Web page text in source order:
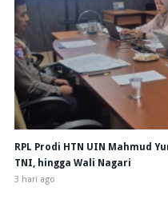
RPL Prodi HTN UIN Mahmud
TNI, hingga Wali Nagari
3 hari ago